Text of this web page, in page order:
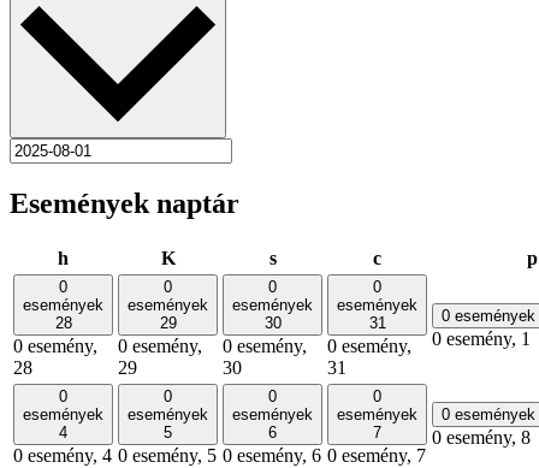
Események naptár
h Kkedd sszerda ccsütörtök p
0
események
28
0 esemény,
28
0
események
29
0 esemény,
29
0
események
30
0 esemény,
30
0
események
31
0 esemény,
31
0 események
0 esemény, 1
0
események
4
0 esemény, 4
0
események
5
0 esemény, 5
0
események
6
0 esemény, 6
0
események
7
0 esemény, 7
0 események
0 esemény, 8